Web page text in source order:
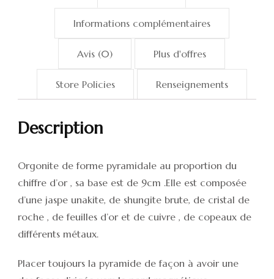
Informations complémentaires
Avis (0) Plus d'offres
Store Policies Renseignements
Description
Orgonite de forme pyramidale au proportion du
chiffre d’or , sa base est de 9cm .Elle est composée
d’une jaspe unakite, de shungite brute, de cristal de
roche , de feuilles d’or et de cuivre , de copeaux de
différents métaux.
Placer toujours la pyramide de façon à avoir une